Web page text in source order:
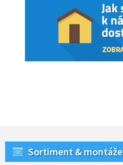
Sortiment & montáže